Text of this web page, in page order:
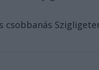
csobbanás